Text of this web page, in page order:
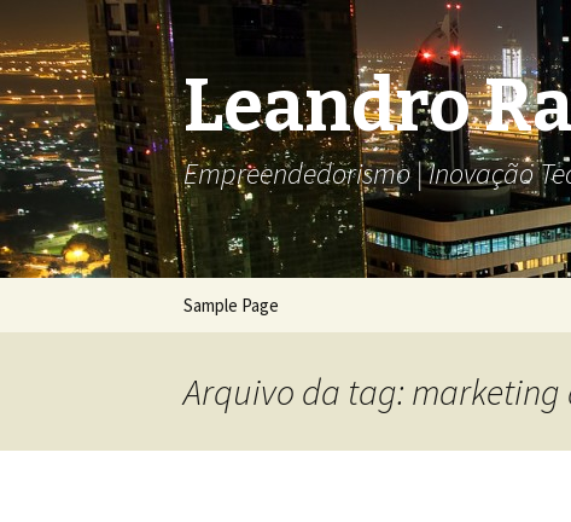
Leandro
Empreendedorismo | Inovação
conteúdo
Sample Page
Arquivo da tag: